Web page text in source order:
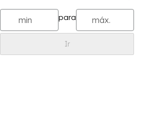
para
Ir